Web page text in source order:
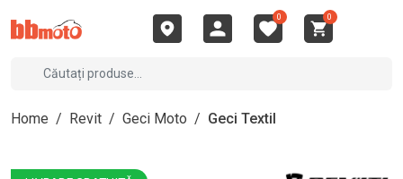
0 0
Home / Revit / Geci Moto / Geci Textil